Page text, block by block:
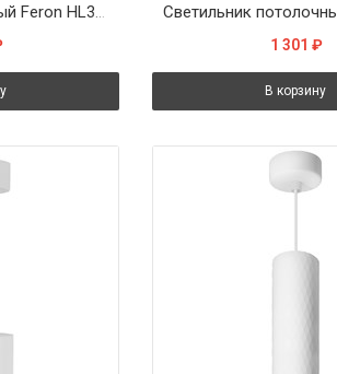
Светильник настенный Feron HL3690 OLYMPUS 12W, 230V, 2*GX53, белый IP20
1 301 ₽
В корзину